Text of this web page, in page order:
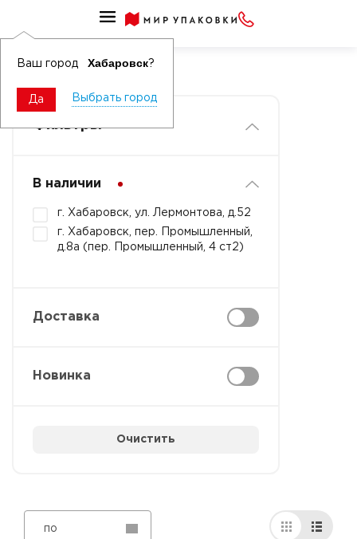
Ваш город Хабаровск?
Да Выбрать город
Изоляционная лента
Фильтры
В наличии
г. Хабаровск, ул. Лермонтова, д.52
г. Хабаровск, пер. Промышленный,
д.8а (пер. Промышленный, 4 ст2)
Доставка
Новинка
Очистить
по